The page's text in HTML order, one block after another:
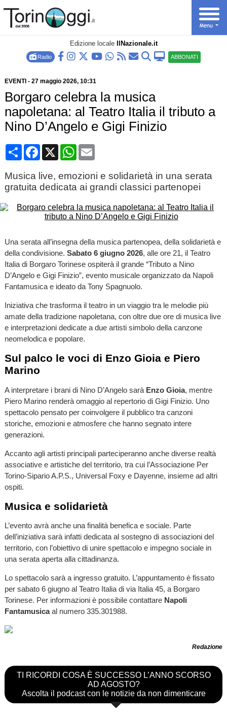
Edizione locale IlNazionale.it
Radio ABBONATI
EVENTI - 27 maggio 2026, 10:31
Borgaro celebra la musica
napoletana: al Teatro Italia il tributo a
Nino D’Angelo e Gigi Finizio
CondividiFacebook
X WhatsApp
Email
Musica live, emozioni e solidarietà in una serata
gratuita dedicata ai grandi classici partenopei
Una serata all’insegna della musica partenopea, della solidarietà e
della condivisione. Sabato 6 giugno 2026, alle ore 21, il Teatro
Italia di Borgaro Torinese ospiterà il grande “Tributo a Nino
D’Angelo e Gigi Finizio”, evento musicale organizzato da Napoli
Fantamusica e ideato da Tony Spagnuolo.
Iniziativa che trasforma il teatro in un viaggio tra le melodie più
amate della tradizione napoletana, con oltre due ore di musica live
e interpretazioni dedicate a due artisti simbolo della canzone
neomelodica e popolare.
Sul palco le voci di Enzo Gioia e Piero
Marino
A interpretare i brani di Nino D’Angelo sarà Enzo Gioia, mentre
Piero Marino renderà omaggio al repertorio di Gigi Finizio. Uno
spettacolo pensato per coinvolgere il pubblico tra canzoni
storiche, emozioni e atmosfere che hanno segnato intere
generazioni.
Accanto agli artisti principali parteciperanno anche diverse realtà
associative e artistiche del territorio, tra cui l’Associazione Per
Torino-Sipario A.P.S., Universal Foxy e Dayenne, insieme ad altri
ospiti.
Musica e solidarietà
L’evento avrà anche una finalità benefica e sociale. Parte
dell’iniziativa sarà infatti dedicata al sostegno di associazioni del
territorio, con l’obiettivo di unire spettacolo e impegno sociale in
una serata aperta alla cittadinanza.
Lo spettacolo sarà a ingresso gratuito. L’appuntamento è fissato
per sabato 6 giugno al Teatro Italia di via Italia 45, a Borgaro
Torinese. Per informazioni è possibile contattare Napoli
Fantamusicaal numero 335.301988.
Redazione
TI RICORDI COSA È SUCCESSO L’ANNO SCORSO
AD AGOSTO?
Ascolta il podcast con le notizie da non dimenticare